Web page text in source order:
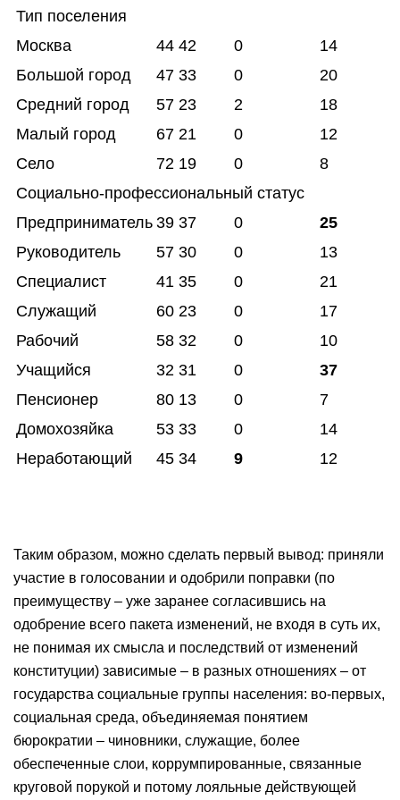
Тип поселения
Москва
44 42 0
14
Большой город
47 33 0
20
Средний город
57 23 2
18
Малый город
67 21 0
12
Село
72 19 0
8
Социально-профессиональный статус
Предприниматель 39 37 0
25
Руководитель
57 30 0
13
Специалист
41 35 0
21
Служащий
60 23 0
17
Рабочий
58 32 0
10
Учащийся
32 31 0
37
Пенсионер
80 13 0
7
Домохозяйка
53 33 0
14
Неработающий
45 34 9 12
Таким образом, можно сделать первый вывод: приняли
участие в голосовании и одобрили поправки (по
преимуществу – уже заранее согласившись на
одобрение всего пакета изменений, не входя в суть их,
не понимая их смысла и последствий от изменений
конституции) зависимые – в разных отношениях – от
государства социальные группы населения: во-первых,
социальная среда, объединяемая понятием
бюрократии – чиновники, служащие, более
обеспеченные слои, коррумпированные, связанные
круговой порукой и потому лояльные действующей